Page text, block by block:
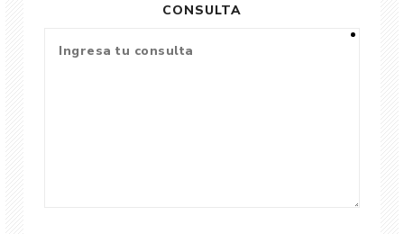
CONSULTA